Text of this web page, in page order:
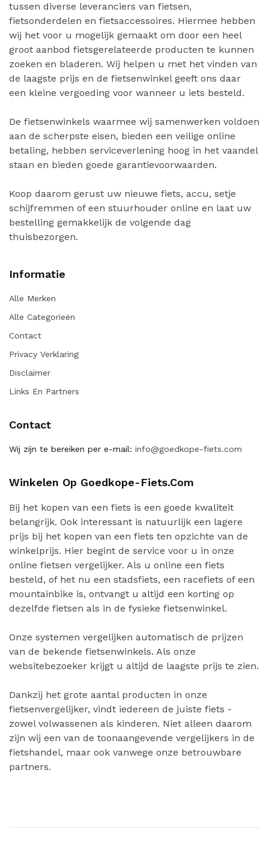
tussen diverse leveranciers van fietsen,
fietsonderdelen en fietsaccessoires. Hiermee hebben
wij het voor u mogelijk gemaakt om door een heel
groot aanbod fietsgerelateerde producten te kunnen
zoeken en bladeren. Wij helpen u met het vinden van
de laagste prijs en de fietsenwinkel geeft ons daar
een kleine vergoeding voor wanneer u iets besteld.
De fietsenwinkels waarmee wij samenwerken voldoen
aan de scherpste eisen, bieden een veilige online
betaling, hebben serviceverlening hoog in het vaandel
staan en bieden goede garantievoorwaarden.
Koop daarom gerust uw nieuwe fiets, accu, setje
schijfremmen of een stuurhouder online en laat uw
bestelling gemakkelijk de volgende dag
thuisbezorgen.
Informatie
Alle Merken
Alle Categorieën
Contact
Privacy Verklaring
Disclaimer
Links En Partners
Contact
Wij zijn te bereiken per e-mail: info@goedkope-fiets.com
Winkelen Op Goedkope-Fiets.com
Bij het kopen van een fiets is een goede kwaliteit
belangrijk. Ook interessant is natuurlijk een lagere
prijs bij het kopen van een fiets ten opzichte van de
winkelprijs. Hier begint de service voor u in onze
online fietsen vergelijker. Als u online een fiets
besteld, of het nu een stadsfiets, een racefiets of een
mountainbike is, ontvangt u altijd een korting op
dezelfde fietsen als in de fysieke fietsenwinkel.
Onze systemen vergelijken automatisch de prijzen
van de bekende fietsenwinkels. Als onze
websitebezoeker krijgt u altijd de laagste prijs te zien.
Dankzij het grote aantal producten in onze
fietsenvergelijker, vindt iedereen de juiste fiets -
zowel volwassenen als kinderen. Niet alleen daarom
zijn wij een van de toonaangevende vergelijkers in de
fietshandel, maar ook vanwege onze betrouwbare
partners.